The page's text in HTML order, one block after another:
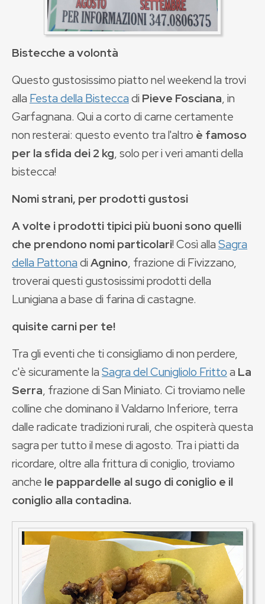
Bistecche a volontà
Questo gustosissimo piatto nel weekend la trovi
alla Festa della Bisteccadi Pieve Fosciana, in
Garfagnana. Qui a corto di carne certamente
non resterai: questo evento tra l'altro è famoso
per la sfida dei 2 kg, solo per i veri amanti della
bistecca!
Nomi strani, per prodotti gustosi
A volte i prodotti tipici più buoni sono quelli
che prendono nomi particolari! Così allaSagra
della PattonadiAgnino, frazione di Fivizzano,
troverai questi gustosissimi prodotti della
Lunigiana a base di farina di castagne.
quisite carni per te!
Tra gli eventi che ti consigliamo di non perdere,
c'è sicuramente laSagra del Cunigliolo Frittoa La
Serra, frazione di San Miniato. Ci troviamo nelle
colline che dominano il Valdarno Inferiore, terra
dalle radicate tradizioni rurali, che ospiterà questa
sagra per tutto il mese di agosto. Tra i piatti da
ricordare, oltre alla frittura di coniglio, troviamo
anche le pappardelle al sugo di coniglio e il
coniglio alla contadina.